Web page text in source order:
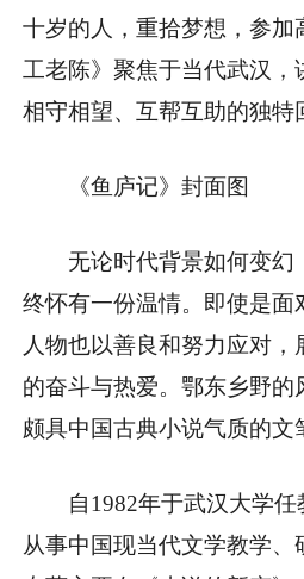
十岁的人，重拾梦想，参加
工老陈》聚焦于当代武汉，
相守相望、互帮互助的独特
《鱼庐记》封面图
无论时代背景如何变
终怀有一份温情。即使是面
人物也以善良和努力应对
的奋斗与热爱。鄂东乡野
颇具中国古典小说气质的文
自1982年于武汉大学
从事中国现当代文学教学